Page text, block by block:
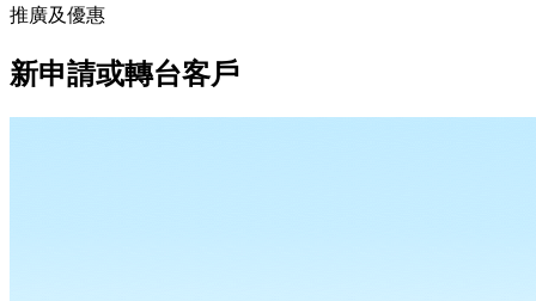
推廣及優惠
新申請或轉台客戶